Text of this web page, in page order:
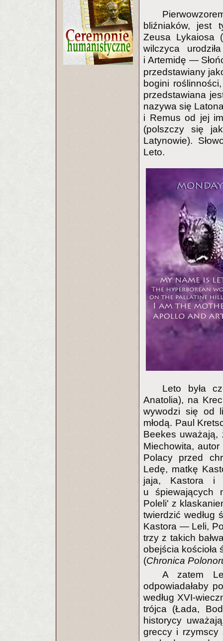
bliźniaków, jest
Zeusa Lykaiosa
wilczyca
i Artemidę —
przedstawiany
bogini
przedstawiana
nazywa się
i Remus od jej
(polszczy się
Latynowie).
Leto.
Leto była
Anatolia), na
wywodzi się od
młodą. Paul
Beekes
Miechowita,
Polacy przed
Ledę, matkę
jaja, Kastora i
u śpiewających
Poleli' z
twierdzić według
Kastora — Leli,
trzy z takich
obejścia kościoła
(Chronica
A zatem
odpowiadałaby
według XVI-
trójca (Łada,
historycy
greccy i rzymscy